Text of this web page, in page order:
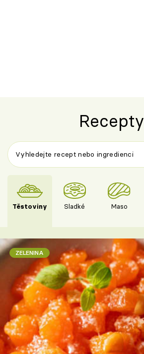
Recepty
Těstoviny Sladké Maso
ZELENINA